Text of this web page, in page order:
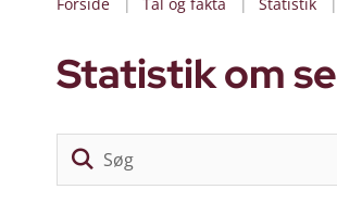
Statistik om